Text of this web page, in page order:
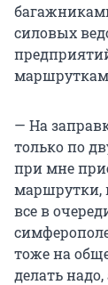
силовых
— На
только по
при мне
маршрутки,
все в
тоже на
делать